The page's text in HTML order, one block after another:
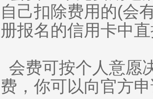
己扣除费用的(会
报名的信用卡中
费可按个人意愿
，你可以向官方